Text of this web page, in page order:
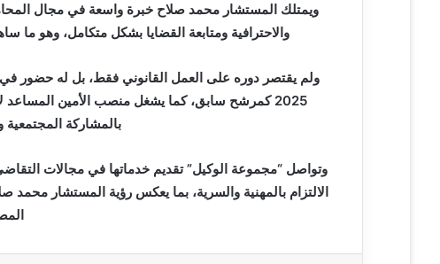
ر
ا
ويمتلك المستشار محمد صلاح خبرة واسعة في مجال
والاحترافية ومتابعة القضايا بشكل متكامل، وهو ما
ولم يقتصر دوره على العمل القانوني فقط، بل له حضور
2025 كمرشح سابق، كما يشغل منصب الأمين
بالمشاركة
وتواصل “مجموعة الوكيل” تقديم خدماتها في مجالات
الالتزام بالمهنية والسرية، بما يعكس رؤية المستشار